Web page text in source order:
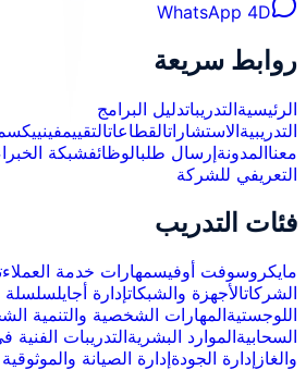
WhatsApp 4D
روابط سريعة
الرئيسيةالتدريباتدليل البرامج
التدريبيةالاستشاراتالقطاعاتالتقييمفينييكس
معناالمدونةإرسال طلبالوظائفشبكة
التعريفي للشركة
فئات التدريب
مايكروسوفت أوفيسمهارات خدمة العملاء
الشركاتالأجهزة والشبكاتإدارة أجايلسلسلة
اللوجستيةالمهارات الشخصية والتنمية
السحابيةالموارد البشريةالتدريبات
والغاز إدارة الجودةإدارة الصيانة